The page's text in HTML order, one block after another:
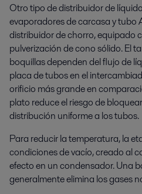
Otro tipo de distribuidor de
evaporadores de carcasa y tubo
distribuidor de chorro, equipado
pulverización de cono sólido. El
boquillas dependen del flujo de
placa de tubos en el
orificio más grande en
plato reduce el riesgo de
distribución uniforme a los tubos.
Para reducir la temperatura, la
condiciones de vacío, creado al
efecto en un condensador. Una
generalmente elimina los gases